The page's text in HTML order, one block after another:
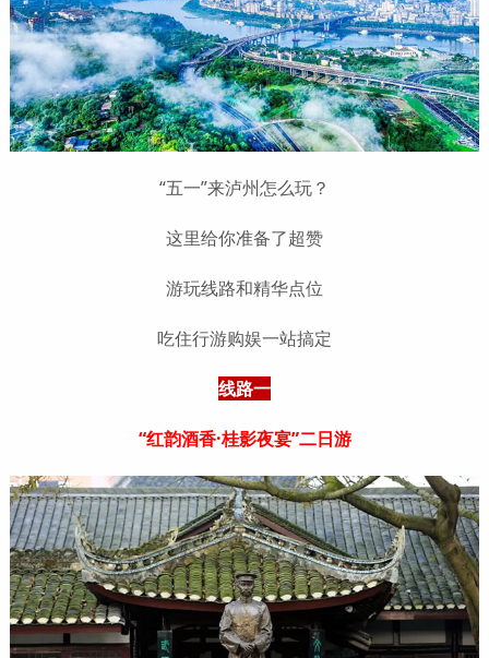
“五一”来泸州怎么玩？
这里给你准备了超赞
游玩线路和精华点位
吃住行游购娱一站搞定
线路一
“红韵酒香·桂影夜宴”二日游